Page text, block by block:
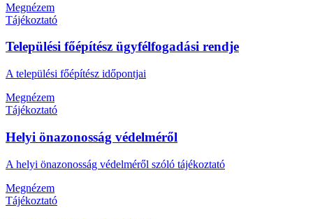
Megnézem
Tájékoztató
Települési főépítész ügyfélfogadási rendje
A települési főépítész időpontjai
Megnézem
Tájékoztató
Helyi önazonosság védelméről
A helyi önazonosság védelméről szóló tájékoztató
Megnézem
Tájékoztató